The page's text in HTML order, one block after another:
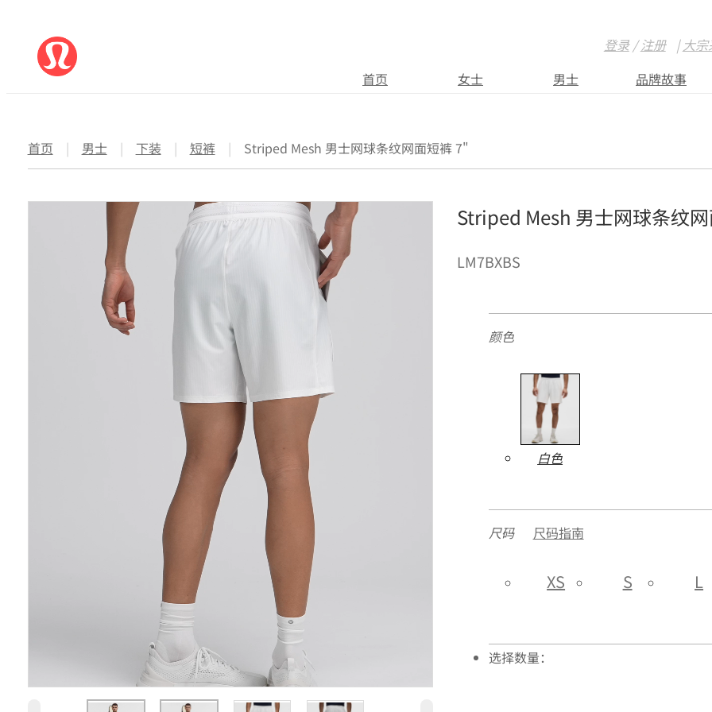
登录/注册 |大
首页
女士 男士 品牌故事
首页 | 男士 | 下装 | 短裤 | Striped Mesh 男士网球条纹网面短裤 7"
Striped Mesh 男士网球条纹
LM7BXBS
颜色
白色
尺码 尺码指南
XS S L
选择数量：